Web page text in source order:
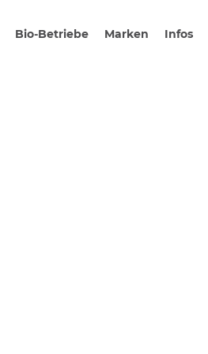
Bio-Betriebe Marken Infos